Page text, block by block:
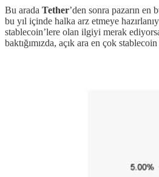
Bu arada Tether’den sonra pazarın en
bu yıl içinde halka arz etmeye
stablecoin’lere olan ilgiyi merak
baktığımızda, açık ara en çok